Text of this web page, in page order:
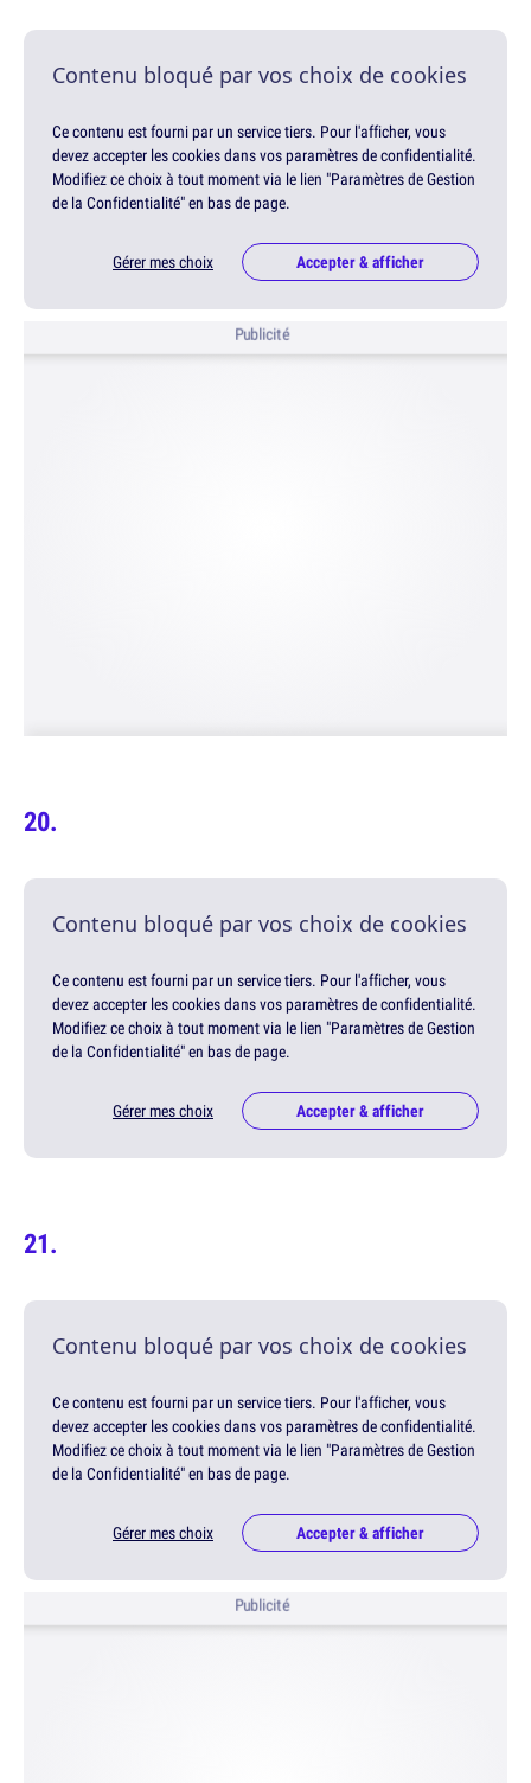
Contenu bloqué par vos choix de cookies
Ce contenu est fourni par un service tiers. Pour l'afficher, vous
devez accepter les cookies dans vos paramètres de confidentialité.
Modifiez ce choix à tout moment via le lien "Paramètres de Gestion
de la Confidentialité" en bas de page.
Gérer mes choix Accepter & afficher
Publicité
Contenu bloqué par vos choix de cookies
Ce contenu est fourni par un service tiers. Pour l'afficher, vous
devez accepter les cookies dans vos paramètres de confidentialité.
Modifiez ce choix à tout moment via le lien "Paramètres de Gestion
de la Confidentialité" en bas de page.
Gérer mes choix Accepter & afficher
Contenu bloqué par vos choix de cookies
Ce contenu est fourni par un service tiers. Pour l'afficher, vous
devez accepter les cookies dans vos paramètres de confidentialité.
Modifiez ce choix à tout moment via le lien "Paramètres de Gestion
de la Confidentialité" en bas de page.
Gérer mes choix Accepter & afficher
Publicité